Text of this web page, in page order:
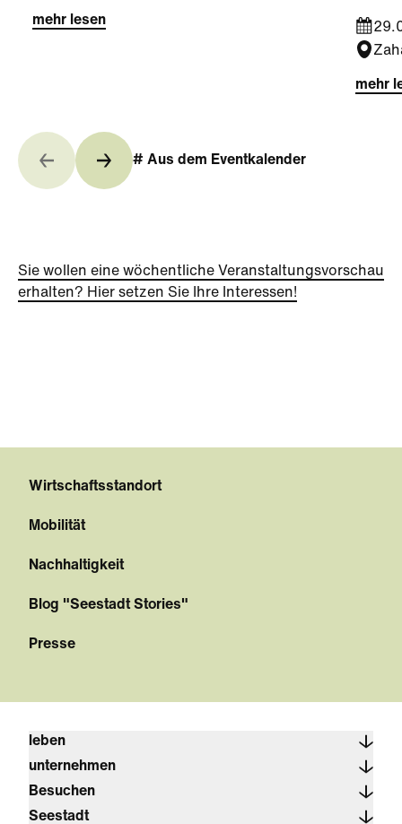
mehr lesen
mehr
# Aus dem Eventkalender
Sie wollen eine wöchentliche Veranstaltungsvorschau
erhalten? Hier setzen Sie Ihre Interessen!
Wirtschaftsstandort
Mobilität
Nachhaltigkeit
Blog "Seestadt Stories"
Presse
leben
unternehmen
Besuchen
Seestadt